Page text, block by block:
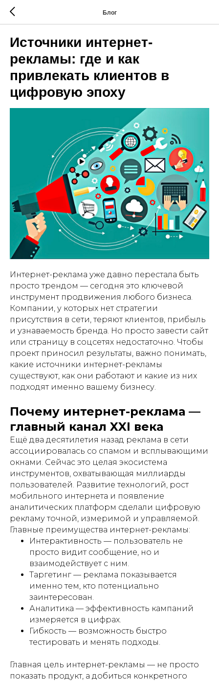
Блог
Источники интернет-
рекламы: где и как
привлекать клиентов в
цифровую эпоху
Интернет-реклама уже давно перестала быть
просто трендом — сегодня это ключевой
инструмент продвижения любого бизнеса.
Компании, у которых нет стратегии
присутствия в сети, теряют клиентов, прибыль
и узнаваемость бренда. Но просто завести сайт
или страницу в соцсетях недостаточно. Чтобы
проект приносил результаты, важно понимать,
какие источники интернет-рекламы
существуют, как они работают и какие из них
подходят именно вашему бизнесу.
Почему интернет-реклама —
главный канал XXI века
Ещё два десятилетия назад реклама в сети
ассоциировалась со спамом и всплывающими
окнами. Сейчас это целая экосистема
инструментов, охватывающая миллиарды
пользователей. Развитие технологий, рост
мобильного интернета и появление
аналитических платформ сделали цифровую
рекламу точной, измеримой и управляемой.
Главные преимущества интернет-рекламы:
Интерактивность — пользователь не
просто видит сообщение, но и
взаимодействует с ним.
Таргетинг — реклама показывается
именно тем, кто потенциально
заинтересован.
Аналитика — эффективность кампаний
измеряется в цифрах.
Гибкость — возможность быстро
тестировать и менять подходы.
Главная цель интернет-рекламы — не просто
показать продукт, а добиться конкретного